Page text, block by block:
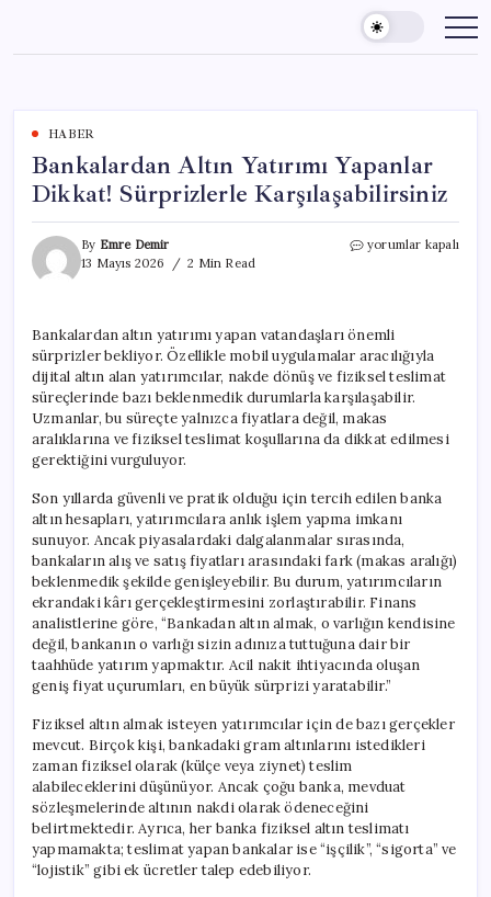
content
HABER
Bankalardan Altın Yatırımı Yapanlar
Dikkat! Sürprizlerle Karşılaşabilirsiniz
By Emre Demir
13 Mayıs 2026
2 Min Read
Bankalardan
Sürprizlerle
Karşılaşabilirsiniz
için
yorumlar kapalı
Bankalardan altın yatırımı yapan vatandaşları önemli
sürprizler bekliyor. Özellikle mobil uygulamalar aracılığıyla
dijital altın alan yatırımcılar, nakde dönüş ve fiziksel teslimat
süreçlerinde bazı beklenmedik durumlarla karşılaşabilir.
Uzmanlar, bu süreçte yalnızca fiyatlara değil, makas
aralıklarına ve fiziksel teslimat koşullarına da dikkat edilmesi
gerektiğini vurguluyor.
Son yıllarda güvenli ve pratik olduğu için tercih edilen banka
altın hesapları, yatırımcılara anlık işlem yapma imkanı
sunuyor. Ancak piyasalardaki dalgalanmalar sırasında,
bankaların alış ve satış fiyatları arasındaki fark (makas aralığı)
beklenmedik şekilde genişleyebilir. Bu durum, yatırımcıların
ekrandaki kârı gerçekleştirmesini zorlaştırabilir. Finans
analistlerine göre, “Bankadan altın almak, o varlığın kendisine
değil, bankanın o varlığı sizin adınıza tuttuğuna dair bir
taahhüde yatırım yapmaktır. Acil nakit ihtiyacında oluşan
geniş fiyat uçurumları, en büyük sürprizi yaratabilir.”
Fiziksel altın almak isteyen yatırımcılar için de bazı gerçekler
mevcut. Birçok kişi, bankadaki gram altınlarını istedikleri
zaman fiziksel olarak (külçe veya ziynet) teslim
alabileceklerini düşünüyor. Ancak çoğu banka, mevduat
sözleşmelerinde altının nakdi olarak ödeneceğini
belirtmektedir. Ayrıca, her banka fiziksel altın teslimatı
yapmamakta; teslimat yapan bankalar ise “işçilik”, “sigorta” ve
“lojistik” gibi ek ücretler talep edebiliyor.